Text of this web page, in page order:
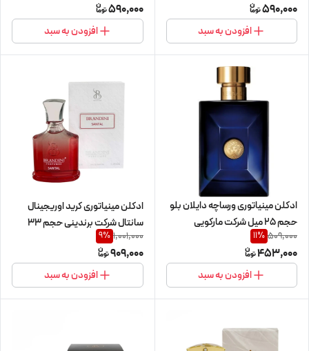
590,000
افزودن به سبد
590,000
افزودن به سبد
ادکلن مینیاتوری ورساچه دایلان بلو
حجم 25 میل شرکت مارکویی
509,000
11%
453,000
افزودن به سبد
ادکلن مینیاتوری کرید اوریجینال
سانتال شرکت برندینی حجم 33
میل
1,001,000
9%
909,000
افزودن به سبد